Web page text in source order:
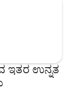
ಇತರ ಉನ್ನತ